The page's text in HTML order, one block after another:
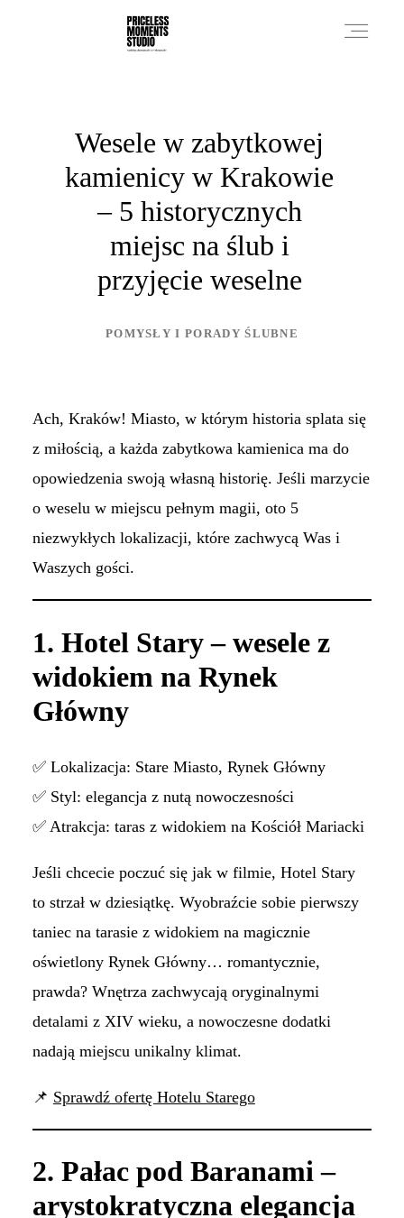
Wesele w zabytkowej
kamienicy w Krakowie
– 5 historycznych
miejsc na ślub i
przyjęcie weselne
POMYSŁY I PORADY ŚLUBNE
Ach, Kraków! Miasto, w którym historia splata się
z miłością, a każda zabytkowa kamienica ma do
opowiedzenia swoją własną historię. Jeśli marzycie
o weselu w miejscu pełnym magii, oto 5
niezwykłych lokalizacji, które zachwycą Was i
Waszych gości.
1. Hotel Stary – wesele z
widokiem na Rynek
Główny
✅ Lokalizacja: Stare Miasto, Rynek Główny
✅ Styl: elegancja z nutą nowoczesności
✅ Atrakcja: taras z widokiem na Kościół Mariacki
Jeśli chcecie poczuć się jak w filmie, Hotel Stary
to strzał w dziesiątkę. Wyobraźcie sobie pierwszy
taniec na tarasie z widokiem na magicznie
oświetlony Rynek Główny… romantycznie,
prawda? Wnętrza zachwycają oryginalnymi
detalami z XIV wieku, a nowoczesne dodatki
nadają miejscu unikalny klimat.
📌 Sprawdź ofertę Hotelu Starego
2. Pałac pod Baranami –
arystokratyczna elegancja
PHOTO WORKS
VIDEO WORKS